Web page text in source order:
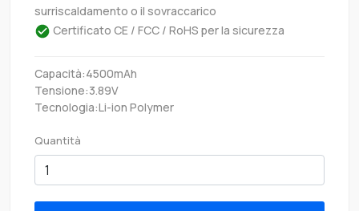
surriscaldamento o il sovraccarico
Certificato CE / FCC / RoHS per la sicurezza
Capacità:4500mAh
Tensione:3.89V
Tecnologia:Li-ion Polymer
Quantità